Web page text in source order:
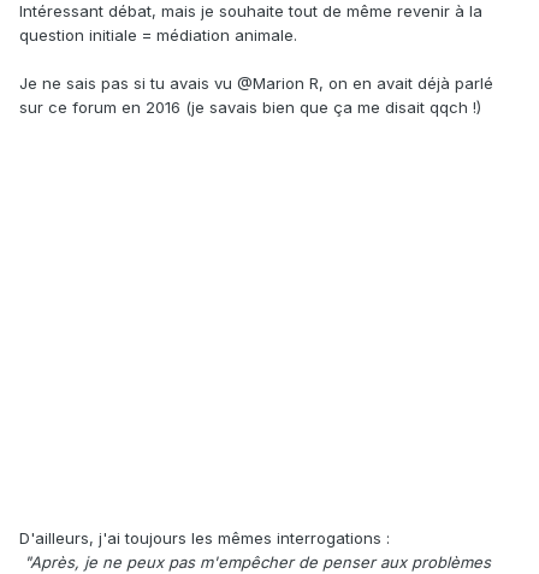
Intéressant débat, mais je souhaite tout de même revenir à la
question initiale = médiation animale.
Je ne sais pas si tu avais vu @Marion R, on en avait déjà parlé
sur ce forum en 2016 (je savais bien que ça me disait qqch !)
D'ailleurs, j'ai toujours les mêmes interrogations :
"Après, je ne peux pas m'empêcher de penser aux problèmes